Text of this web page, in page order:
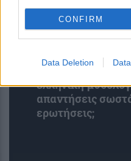
CONFIRM
Data Deletion
Κουίζ: Πόσο καλά
ελληνική
απαντήσεις
ερωτήσεις;